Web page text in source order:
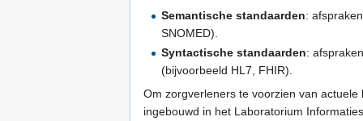
Semantische standaarden:
SNOMED).
Syntactische standaarden:
(bijvoorbeeld HL7, FHIR).
Om zorgverleners te voorzien van
ingebouwd in het Laboratorium